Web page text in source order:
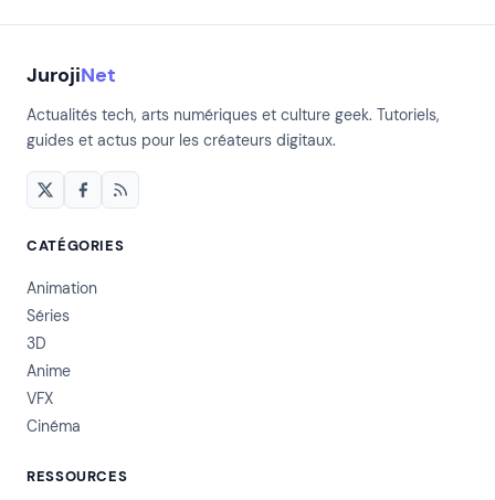
JurojiNet
Actualités tech, arts numériques et culture geek. Tutoriels,
guides et actus pour les créateurs digitaux.
CATÉGORIES
Animation
Séries
3D
Anime
VFX
Cinéma
RESSOURCES